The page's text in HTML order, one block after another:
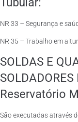
NR 33 – Segurança e
NR 35 – Trabalho em
SOLDAS E
Reservatório
São executadas através